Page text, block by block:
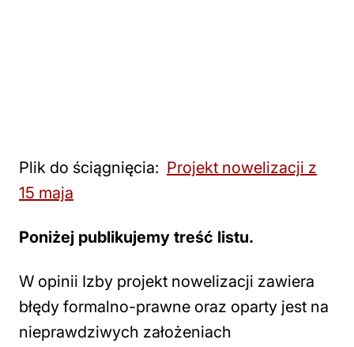
Plik do ściągnięcia: Projekt nowelizacji z
15 maja
Poniżej publikujemy treść listu.
W opinii Izby projekt nowelizacji zawiera
błędy formalno-prawne oraz oparty jest na
nieprawdziwych założeniach